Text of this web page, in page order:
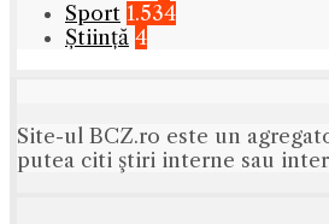
Sport 1.534
Știință 4
Site-ul BCZ.ro este un
putea citi ştiri interne sau